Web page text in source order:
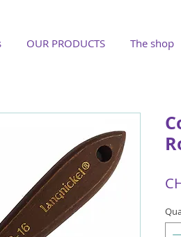
OUR PRODUCTS The shop